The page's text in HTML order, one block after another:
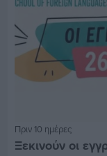
Πριν 10 ημέρες
Ξεκινούν οι